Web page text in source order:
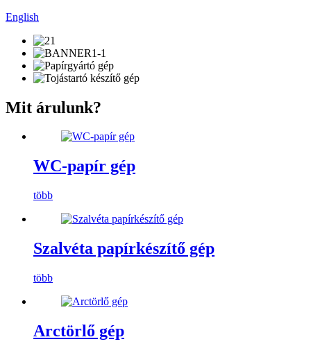
English
Mit árulunk?
WC-papír gép
több
Szalvéta papírkészítő gép
több
Arctörlő gép